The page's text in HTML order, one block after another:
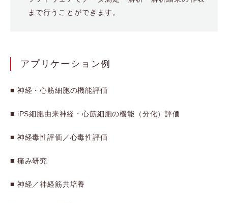
まで行うことができます。
アプリケーション例
■ 神経・心筋細胞の機能評価
■ iPS細胞由来神経・心筋細胞の機能（分化）評価
■ 神経毒性評価／心毒性評価
■ 痛み研究
■ 神経／神経筋共培養